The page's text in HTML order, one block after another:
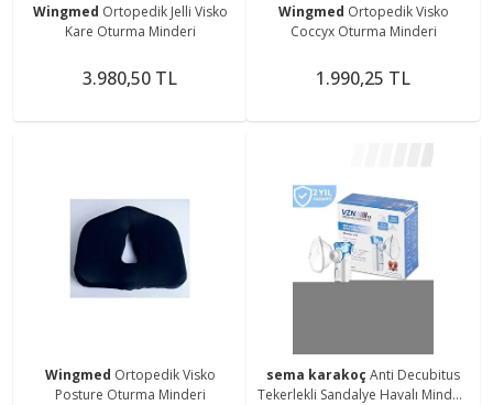
Wingmed Ortopedik Jelli Visko
Kare Oturma Minderi
3.980,50 TL
Wingmed Ortopedik Visko
Coccyx Oturma Minderi
1.990,25 TL
Wingmed Ortopedik Visko
Posture Oturma Minderi
sema karakoç Anti Decubitus
Tekerlekli Sandalye Havalı Minderi